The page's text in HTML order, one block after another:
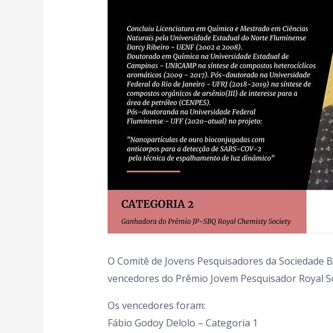
O Comitê de Jovens Pesquisadores da Sociedade
vencedores do Prêmio Jovem Pesquisador Royal
Os vencedores foram:
Fábio Godoy Delolo – Categoria 1